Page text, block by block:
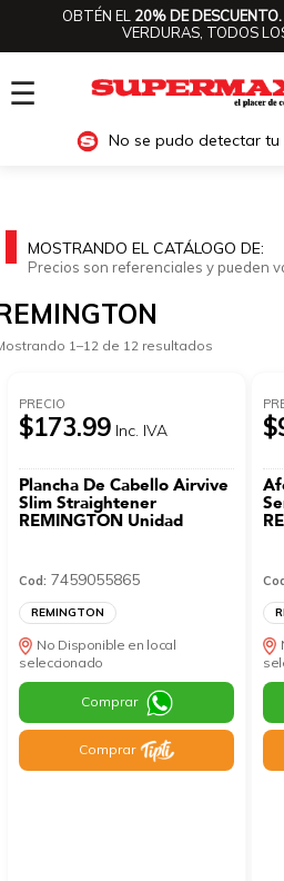
OBTÉN EL 20% DE DESCUENTO.
VERDURAS, TODOS
☰
No se pudo detectar tu
MOSTRANDO EL CATÁLOGO DE:
Precios son referenciales y pueden
1–12 de 12 resultados
PRECIO
$173.99 Inc. IVA
Plancha De Cabello Airvive
Slim Straightener
REMINGTON Unidad
Cod: 7459055865
REMINGTON
No Disponible en local
seleccionado
Comprar
Comprar